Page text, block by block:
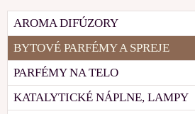
AROMA DIFÚZORY
BYTOVÉ PARFÉMY A SPREJE
PARFÉMY NA TELO
KATALYTICKÉ NÁPLNE, LAMPY